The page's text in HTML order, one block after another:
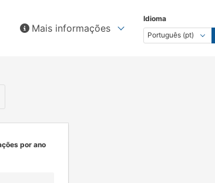
Mais informações
Idioma
por ano